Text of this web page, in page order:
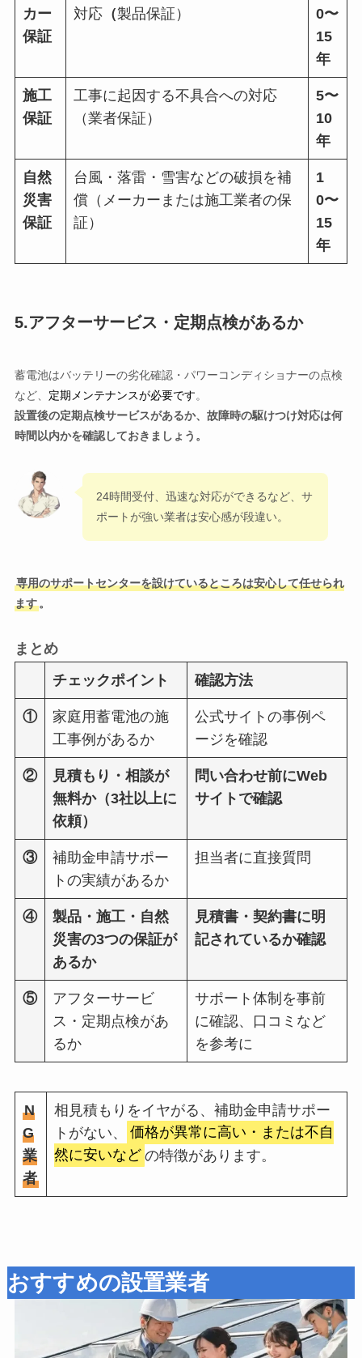
カー
保証
対応（製品保証）
0〜
15
年
施工
保証
工事に起因する不具合への対応
（業者保証）
5〜
10
年
自然
災害
保証
台風・落雷・雪害などの破損を補
償（メーカーまたは施工業者の保
証）
1
0〜
15
年
5.アフターサービス・定期点検があるか
蓄電池はバッテリーの劣化確認・パワーコンディショナーの点検
など、 定期メンテナンスが必要です。
設置後の定期点検サービスがあるか、故障時の駆けつけ対応は何
時間以内かを確認しておきましょう。
24時間受付、迅速な対応ができるなど、サ
ポートが強い業者は安心感が段違い。
専用のサポートセンターを設けているところは安心して任せられ
ます。
まとめ
チェックポイント
確認方法
①
家庭用蓄電池の施
工事例があるか
公式サイトの事例ペ
ージを確認
②
見積もり・相談が
無料か（3社以上に
依頼）
問い合わせ前にWeb
サイトで確認
③
補助金申請サポー
トの実績があるか
担当者に直接質問
④
製品・施工・自然
災害の3つの保証が
あるか
見積書・契約書に明
記されているか確認
⑤
アフターサービ
ス・定期点検があ
るか
サポート体制を事前
に確認、口コミなど
を参考に
N
G
業
者
相見積もりをイヤがる、補助金申請サポー
トがない、
価格が異常に高い・または不自
然に安いなど の特徴があります。
おすすめの設置業者